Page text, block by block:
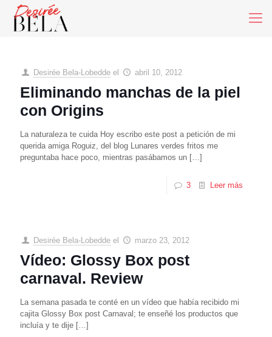
Desirée Bela-Lobedde el abril 10, 2012
Eliminando manchas de la piel
con Origins
La naturaleza te cuida Hoy escribo este post a petición de mi
querida amiga Roguiz, del blog Lunares verdes fritos me
preguntaba hace poco, mientras pasábamos un […]
3 Leer más
Desirée Bela-Lobedde el marzo 23, 2012
Vídeo: Glossy Box post
carnaval. Review
La semana pasada te conté en un vídeo que había recibido mi
cajita Glossy Box post Carnaval; te enseñé los productos que
incluía y te dije […]